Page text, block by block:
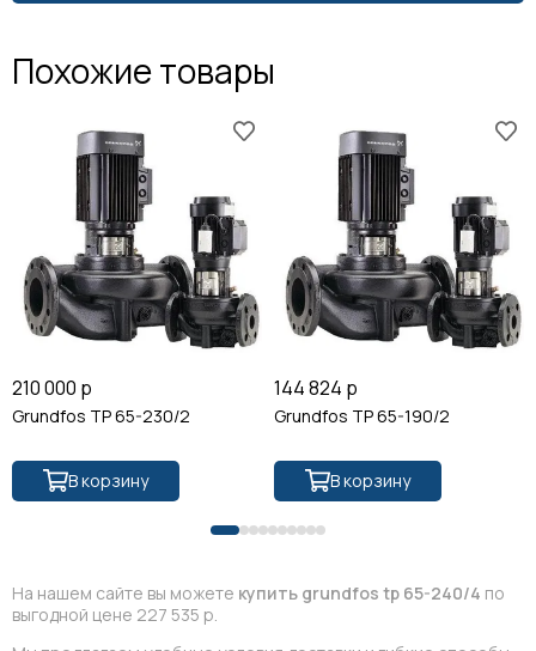
Похожие товары
210 000 р
Grundfos TP 65-230/2
В корзину
144 824 р
Grundfos TP 65-190/2
В корзину
На нашем сайте вы можете купить grundfos tp 65-240/4 по
выгодной цене 227 535 р.